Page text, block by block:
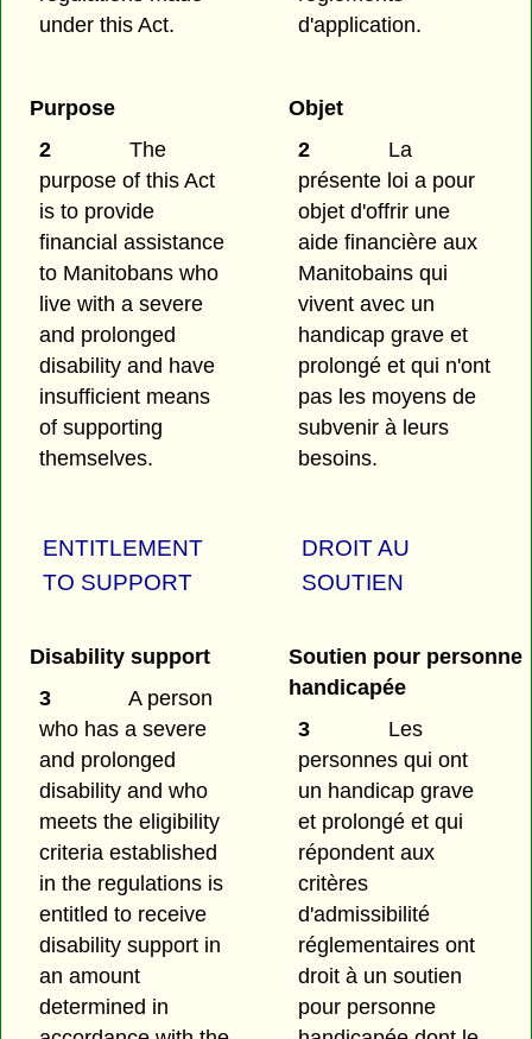
under this Act.
d'application.
Purpose
2
The
purpose of this Act
is to provide
financial assistance
to Manitobans who
live with a severe
and prolonged
disability and have
insufficient means
of supporting
themselves.
Objet
2
La
présente loi a pour
objet d'offrir une
aide financière aux
Manitobains qui
vivent avec un
handicap grave et
prolongé et qui n'ont
pas les moyens de
subvenir à leurs
besoins.
ENTITLEMENT
TO SUPPORT
DROIT AU
SOUTIEN
Disability support
3
A person
who has a severe
and prolonged
disability and who
meets the eligibility
criteria established
in the regulations is
entitled to receive
disability support in
an amount
determined in
Soutien pour personne
handicapée
3
Les
personnes qui ont
un handicap grave
et prolongé et qui
répondent aux
critères
d'admissibilité
réglementaires ont
droit à un soutien
pour personne